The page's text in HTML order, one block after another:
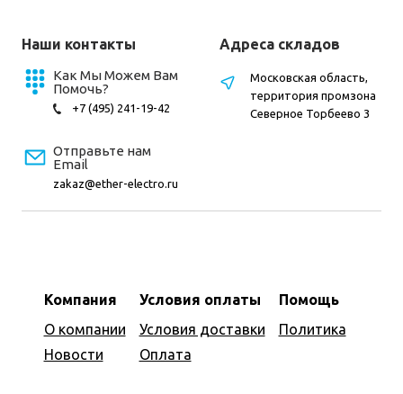
Наши контакты
Как Мы Можем Вам
Помочь?
+7 (495) 241-19-42
Отправьте нам
Email
zakaz@ether-electro.ru
Компания
О компании
Новости
Условия оплаты
Условия доставки
Оплата
Помощь
Политика
Адреса складов
Московская область,
территория промзона
Северное Торбеево 3